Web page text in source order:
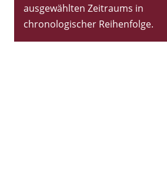
ausgewählten Zeitraums in
chronologischer Reihenfolge.